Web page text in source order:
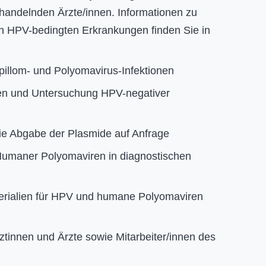
Ärzte/innen. Informationen zu
bedingten Erkrankungen finden Sie in
und Polyomavirus-Infektionen
und Untersuchung HPV-negativer
Abgabe der Plasmide auf Anfrage
Polyomaviren in diagnostischen
für HPV und humane Polyomaviren
und Ärzte sowie Mitarbeiter/innen des